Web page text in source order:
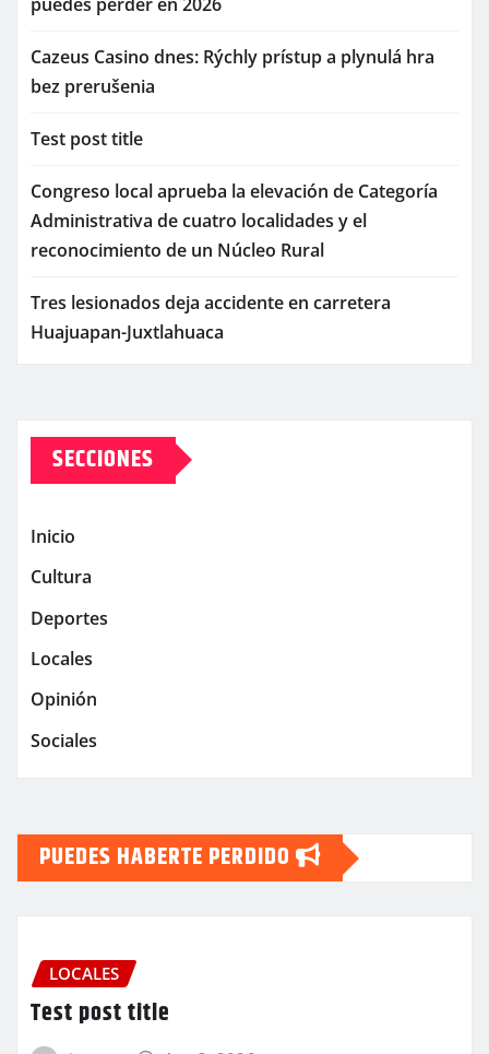
Cazeus Casino dnes: Rýchly prístup a plynulá hra
bez prerušenia
Test post title
Congreso local aprueba la elevación de Categoría
Administrativa de cuatro localidades y el
reconocimiento de un Núcleo Rural
Tres lesionados deja accidente en carretera
Huajuapan-Juxtlahuaca
SECCIONES
Inicio
Cultura
Deportes
Locales
Opinión
Sociales
PUEDES HABERTE PERDIDO
LOCALES
Test post title